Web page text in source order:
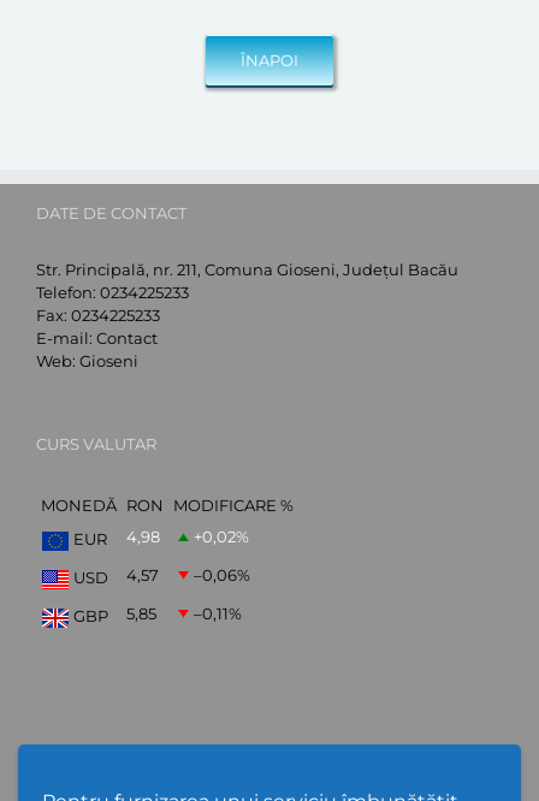
DATE DE CONTACT
Str. Principală, nr. 211, Comuna Gioseni, Județul Bacău
Telefon: 0234225233
Fax: 0234225233
E-mail: Contact
Web: Gioseni
CURS VALUTAR
MONEDĂ RON
MODIFICARE %
EUR
4,98 +0,02%
USD 4,57 –0,06%
GBP 5,85 –0,11%